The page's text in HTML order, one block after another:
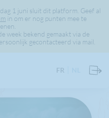
1 juni sluit dit platform. Geef al
in om er nog punten mee te
week bekend gemaakt via de
gecontacteerd via mail.
FR